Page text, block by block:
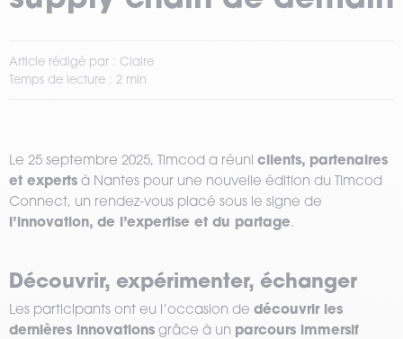
Article rédigé par : Claire
Temps de lecture : 2 min
Le 25 septembre 2025, Timcod a réuni clients, partenaires
et experts à Nantes pour une nouvelle édition du Timcod
Connect, un rendez-vous placé sous le signe de
l’innovation, de l’expertise et du partage.
Découvrir, expérimenter, échanger
Les participants ont eu l’occasion de découvrir les
dernières innovations grâce à un parcours immersif